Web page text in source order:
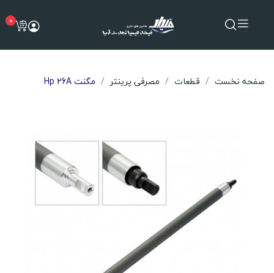
0
صفحه نخست قطعات مصرفی پرینتر مگنت Hp 26A